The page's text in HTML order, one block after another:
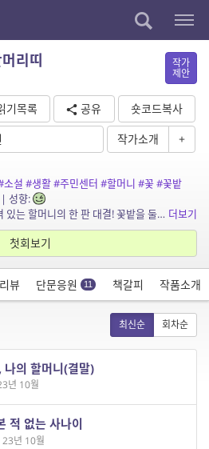
리띠 작가
제안
기목록 공유
숏코드복사
작가소개 +
소설 #생활#주민센터 #할머니 #꽃#꽃밭
성향:
소개: 주민 센터 주무관과 성격 있는 할머니의 한 판 대결! 꽃밭을 둘러 싼 주무관과 할머니의 요절복통 한 판 승부가 펼쳐진다. 과연 누가 이길 것인가? 더보기
첫회보기
리뷰 단문응원 11 책갈피 작품소개
최신순 회차순
의 할머니(결말)
년 10월
적 없는 사나이
23년 10월